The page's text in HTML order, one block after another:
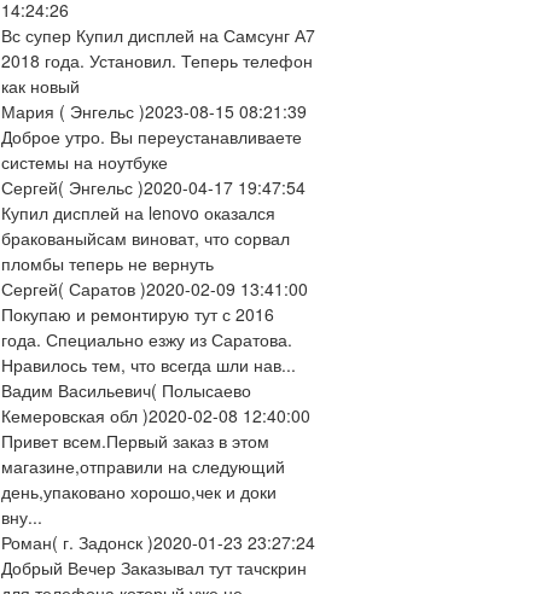
14:24:26
Вс супер Купил дисплей на Самсунг А7
2018 года. Установил. Теперь телефон
как новый
Мария ( Энгельс )2023-08-15 08:21:39
Доброе утро. Вы переустанавливаете
системы на ноутбуке
Сергей( Энгельс )2020-04-17 19:47:54
Купил дисплей на lenovo оказался
бракованыйсам виноват, что сорвал
пломбы теперь не вернуть
Сергей( Саратов )2020-02-09 13:41:00
Покупаю и ремонтирую тут с 2016
года. Специально езжу из Саратова.
Нравилось тем, что всегда шли нав...
Вадим Васильевич( Полысаево
Кемеровская обл )2020-02-08 12:40:00
Привет всем.Первый заказ в этом
магазине,отправили на следующий
день,упаковано хорошо,чек и доки
вну...
Роман( г. Задонск )2020-01-23 23:27:24
Добрый Вечер Заказывал тут тачскрин